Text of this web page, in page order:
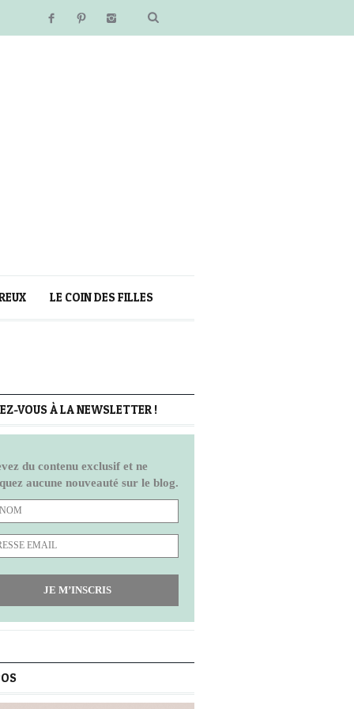
LE COIN DES FILLES
VOUS À LA NEWSLETTER !
du contenu exclusif et ne
aucune nouveauté sur le blog.
JE M’INSCRIS